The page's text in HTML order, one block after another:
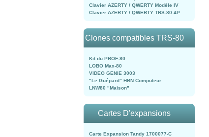
Clavier AZERTY / QWERTY Modèle IV
Clavier AZERTY / QWERTY TRS-80 4P
Clones compatibles TRS-80
Kit du PROF-80
LOBO Max-80
VIDEO GENIE 3003
"Le Guépard" HBN Computeur
LNW80 "Maison"
Cartes D'expansions
Carte Expansion Tandy 1700077-C